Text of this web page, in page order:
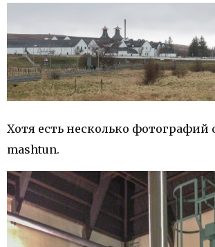
Хотя есть несколько
mashtun.